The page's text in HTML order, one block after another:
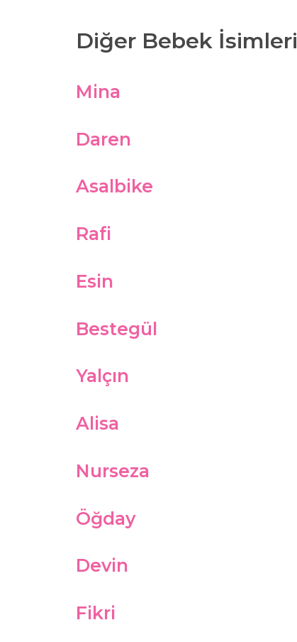
Diğer Bebek İsimleri
Mina
Daren
Asalbike
Rafi
Esin
Bestegül
Yalçın
Alisa
Nurseza
Öğday
Devin
Fikri